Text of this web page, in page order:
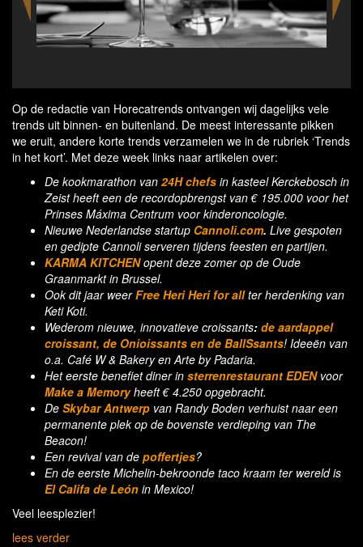
Op de redactie van Horecatrends ontvangen wij dagelijks vele
trends uit binnen- en buitenland. De meest interessante pikken
we eruit, andere korte trends verzamelen we in de rubriek ‘Trends
in het kort’. Met deze week links naar artikelen over:
De kookmarathon van 24H chefs in kasteel Kerckebosch in
Zeist heeft een de recordopbrengst van € 195.000 voor het
Prinses Máxima Centrum voor kinderoncologie.
Nieuwe Nederlandse startup Cannoli.com. Live gespoten
en gedipte Cannoli serveren tijdens feesten en partijen.
KARMA KITCHENopent deze zomer op de Oude
Graanmarkt in Brussel.
Ook dit jaar weer Free Heri Heri for allter herdenking van
Keti Koti.
Wederom nieuwe, innovatieve croissants: de aardappel
croissant, de Onioissants en de BallSsants! Ideeën van
o.a. Café W & Bakery en Arte by Padaria.
Het eerste benefiet diner in sterrenrestaurant EDENvoor
Make a Memoryheeft € 4.250 opgebracht.
De Skybar Antwerp van Randy Boden verhuist naar een
permanente plek op de bovenste verdieping van The
Beacon!
Een revival van de poffertjes?
En de eerste Michelin-bekroonde taco kraam ter wereld is
El Califa de León in Mexico!
Veel leesplezier!
lees verder